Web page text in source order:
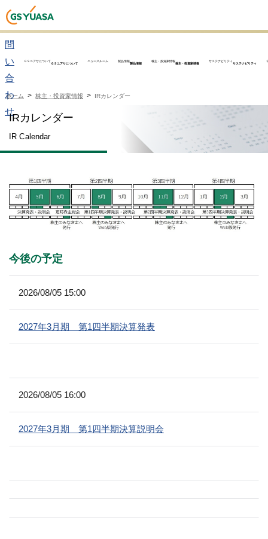
お
問
い
合
わ
せ
ＧＳユアサについて
ＧＳユアサについて
ニュースルーム 製品情報
製品情報
株主・投資家情報
株主・投資家情報
サステナビリティ
サステナビリティ
ホーム 株主・投資家情報 IRカレンダー
IR Calendar
IRカレンダー
今後の予定
2026/08/05 15:00
2027年3月期 第1四半期決算発表
2026/08/05 16:00
2027年3月期 第1四半期決算説明会